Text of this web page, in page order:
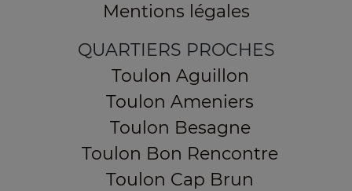
Mentions légales
QUARTIERS PROCHES
Toulon Aguillon
Toulon Ameniers
Toulon Besagne
Toulon Bon Rencontre
Toulon Cap Brun